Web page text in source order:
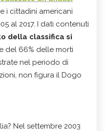
i cittadini americani
al 2017. I dati contenuti
della classifica si
del 66% delle morti
nel periodo di
non figura il Dogo
Nel settembre 2003